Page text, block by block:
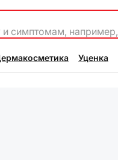
и симптомам, например,
Уценка